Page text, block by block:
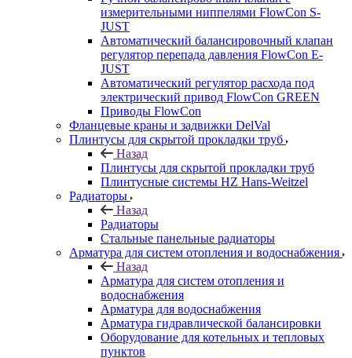
измерительными ниппелями FlowСon S-
JUST
Автоматический балансировочный клапан
регулятор перепада давления FlowСon E-
JUST
Автоматический регулятор расхода под
электрический привод FlowСon GREEN
Приводы FlowCon
Фланцевые краны и задвижки DelVal
Плинтусы для скрытой прокладки труб
Назад
Плинтусы для скрытой прокладки труб
Плинтусные системы HZ Hans-Weitzel
Радиаторы
Назад
Радиаторы
Стальные панельные радиаторы
Арматура для систем отопления и водоснабжения
Назад
Арматура для систем отопления и
водоснабжения
Арматура для водоснабжения
Арматура гидравлической балансировки
Оборудование для котельных и тепловых
пунктов